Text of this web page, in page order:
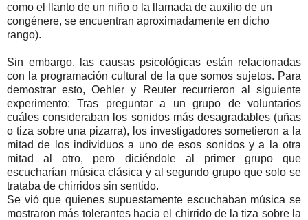
como el llanto de un niño o la llamada de auxilio de un
congénere, se encuentran aproximadamente en dicho
rango).
Sin embargo, las causas psicológicas están relacionadas
con la programación cultural de la que somos sujetos. Para
demostrar esto, Oehler y Reuter recurrieron al siguiente
experimento: Tras preguntar a un grupo de voluntarios
cuáles consideraban los sonidos más desagradables (uñas
o tiza sobre una pizarra), los investigadores sometieron a la
mitad de los individuos a uno de esos sonidos y a la otra
mitad al otro, pero diciéndole al primer grupo que
escucharían música clásica y al segundo grupo que solo se
trataba de chirridos sin sentido.
Se vió que quienes supuestamente escuchaban música se
mostraron más tolerantes hacia el chirrido de la tiza sobre la